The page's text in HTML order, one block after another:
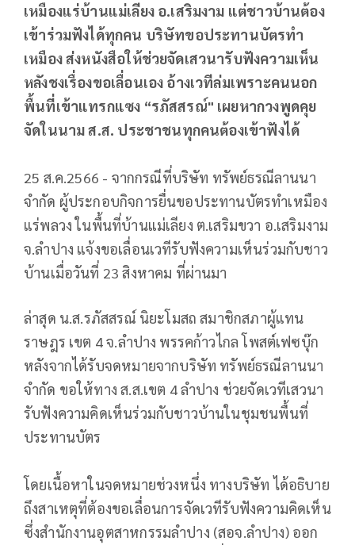
เหมืองแร่บ้านแม่เลียง อ.เสริมงาม แต่ชาวบ้านต้อง
เข้าร่วมฟังได้ทุกคน บริษัทขอประทานบัตรทำ
เหมือง ส่งหนังสือให้ช่วยจัดเสวนารับฟังความเห็น
หลังชงเรื่องขอเลื่อนเอง อ้างเวทีล่มเพราะคนนอก
พื้นที่เข้าแทรกแซง “รภัสสรณ์" เผยหากวงพูดคุย
จัดในนาม ส.ส. ประชาชนทุกคนต้องเข้าฟังได้
25 ส.ค.2566 - จากกรณีที่บริษัท ทรัพย์ธรณีลานนา
จำกัด ผู้ประกอบกิจการยื่นขอประทานบัตรทำเหมือง
แร่พลวง ในพื้นที่บ้านแม่เลียง ต.เสริมขวา อ.เสริมงาม
จ.ลำปาง แจ้งขอเลื่อนเวทีรับฟังความเห็นร่วมกับชาว
บ้านเมื่อวันที่ 23 สิงหาคม ที่ผ่านมา
ล่าสุด น.ส.รภัสสรณ์ นิยะโมสถ สมาชิกสภาผู้แทน
ราษฎร เขต 4 จ.ลำปาง พรรคก้าวไกล โพสต์เฟซบุ๊ก
หลังจากได้รับจดหมายจากบริษัท ทรัพย์ธรณีลานนา
จำกัด ขอให้ทาง ส.ส.เขต 4 ลำปาง ช่วยจัดเวทีเสวนา
รับฟังความคิดเห็นร่วมกับชาวบ้านในชุมชนพื้นที่
ประทานบัตร
โดยเนื้อหาในจดหมายช่วงหนึ่ง ทางบริษัท ได้อธิบาย
ถึงสาเหตุที่ต้องขอเลื่อนการจัดเวทีรับฟังความคิดเห็น
ซึ่งสำนักงานอุตสาหกรรมลำปาง (สอจ.ลำปาง) ออก